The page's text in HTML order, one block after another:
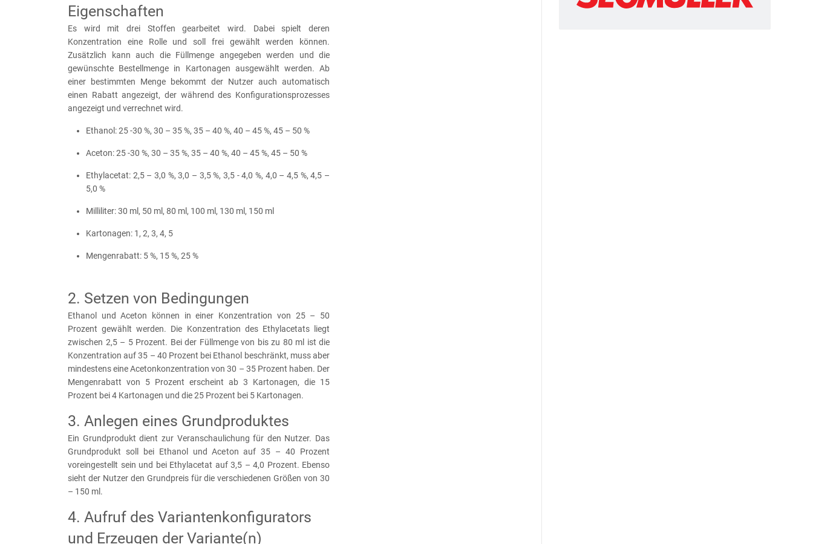
Eigenschaften
Es wird mit drei Stoffen gearbeitet wird. Dabei spielt deren
Konzentration eine Rolle und soll frei gewählt werden können.
Zusätzlich kann auch die Füllmenge angegeben werden und die
gewünschte Bestellmenge in Kartonagen ausgewählt werden. Ab
einer bestimmten Menge bekommt der Nutzer auch automatisch
einen Rabatt angezeigt, der während des Konfigurationsprozesses
angezeigt und verrechnet wird.
Ethanol: 25 -30 %, 30 – 35 %, 35 – 40 %, 40 – 45 %, 45 – 50 %
Aceton: 25 -30 %, 30 – 35 %, 35 – 40 %, 40 – 45 %, 45 – 50 %
Ethylacetat: 2,5 – 3,0 %, 3,0 – 3,5 %, 3,5 - 4,0 %, 4,0 – 4,5 %, 4,5 –
5,0 %
Milliliter:30 ml, 50 ml, 80 ml, 100 ml, 130 ml, 150 ml
Kartonagen: 1, 2, 3, 4, 5
Mengenrabatt: 5 %, 15 %, 25 %
2. Setzen von Bedingungen
Ethanol und Aceton können in einer Konzentration von 25 – 50
Prozent gewählt werden. Die Konzentration des Ethylacetats liegt
zwischen 2,5 – 5 Prozent. Bei der Füllmenge von bis zu 80 ml ist die
Konzentration auf 35 – 40 Prozent bei Ethanol beschränkt, muss aber
mindestens eine Acetonkonzentration von 30 – 35 Prozent haben. Der
Mengenrabatt von 5 Prozent erscheint ab 3 Kartonagen, die 15
Prozent bei 4 Kartonagen und die 25 Prozent bei 5 Kartonagen.
3. Anlegen eines Grundproduktes
Ein Grundprodukt dient zur Veranschaulichung für den Nutzer. Das
Grundprodukt soll bei Ethanol und Aceton auf 35 – 40 Prozent
voreingestellt sein und bei Ethylacetat auf 3,5 – 4,0 Prozent. Ebenso
sieht der Nutzer den Grundpreis für die verschiedenen Größen von 30
– 150 ml.
4. Aufruf des Variantenkonfigurators
und Erzeugen der Variante(n)